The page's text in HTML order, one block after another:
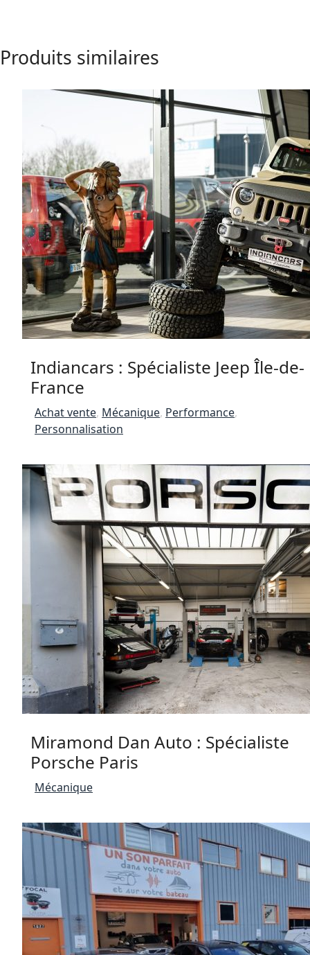
Produits similaires
Indiancars : Spécialiste Jeep Île-de-
France
Achat vente, Mécanique, Performance,
Personnalisation
Miramond Dan Auto : Spécialiste
Porsche Paris
Mécanique